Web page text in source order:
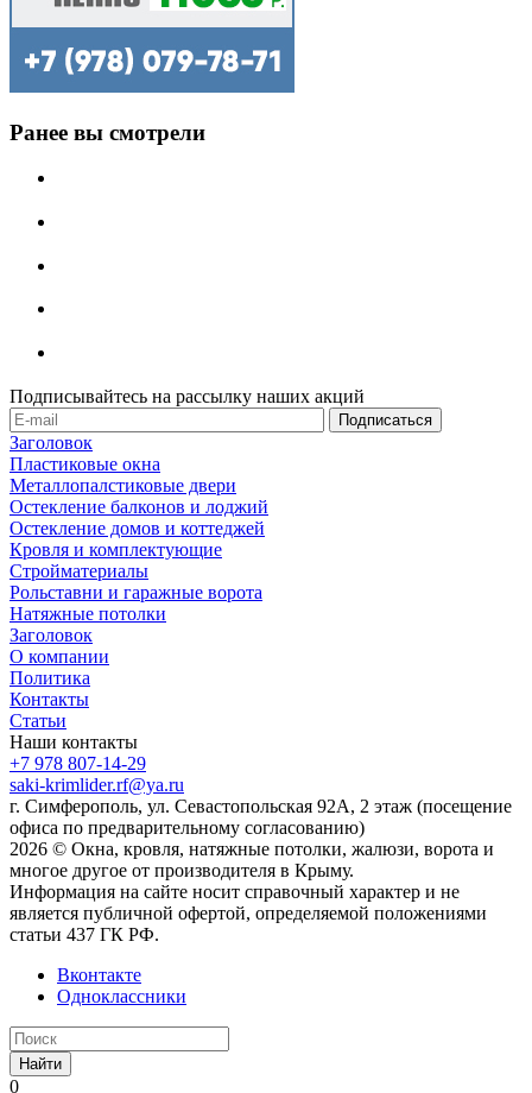
Ранее вы смотрели
Подписывайтесь на рассылку наших акций
Заголовок
Пластиковые окна
Металлопалстиковые двери
Остекление балконов и лоджий
Остекление домов и коттеджей
Кровля и комплектующие
Стройматериалы
Рольставни и гаражные ворота
Натяжные потолки
Заголовок
О компании
Политика
Контакты
Статьи
Наши контакты
+7 978 807-14-29
saki-krimlider.rf@ya.ru
г. Симферополь, ул. Севастопольская 92А, 2 этаж (посещение
офиса по предварительному согласованию)
2026 © Окна, кровля, натяжные потолки, жалюзи, ворота и
многое другое от производителя в Крыму.
Информация на сайте носит справочный характер и не
является публичной офертой, определяемой положениями
статьи 437 ГК РФ.
Вконтакте
Одноклассники
Найти
0